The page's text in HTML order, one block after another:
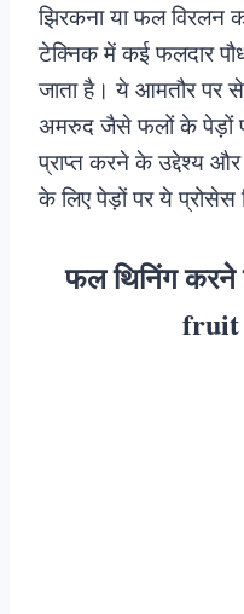
झिरकना या फल विरलन
टेक्निक में कई फलदार
जाता है। ये आमतौर पर
अमरुद जैसे फलों के पेड़ों
प्राप्त करने के उद्देश्य
के लिए पेड़ों पर ये प्रोसेस
फल थिनिंग
fruit